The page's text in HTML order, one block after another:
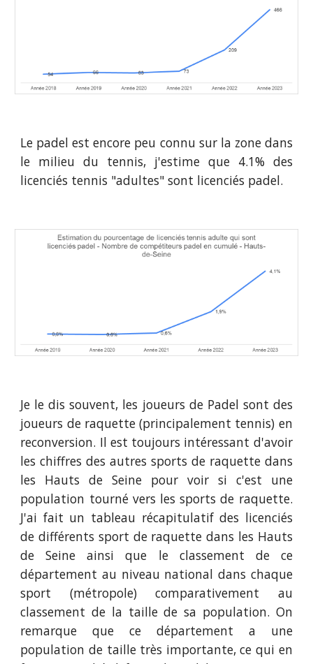
Le padel est encore peu connu sur la zone dans
le milieu du tennis, j'estime que 4.1% des
licenciés tennis "adultes" sont licenciés padel.
Je le dis souvent, les joueurs de Padel sont des
joueurs de raquette (principalement tennis) en
reconversion. Il est toujours intéressant d'avoir
les chiffres des autres sports de raquette dans
les Hauts de Seine pour voir si c'est une
population tourné vers les sports de raquette.
J'ai fait un tableau récapitulatif des licenciés
de différents sport de raquette dans les Hauts
de Seineainsi que le classement de ce
département au niveau national dans chaque
sport (métropole) comparativement au
classement de la taille de sa population. On
remarque que ce département a une
population de taille très importante, ce qui en